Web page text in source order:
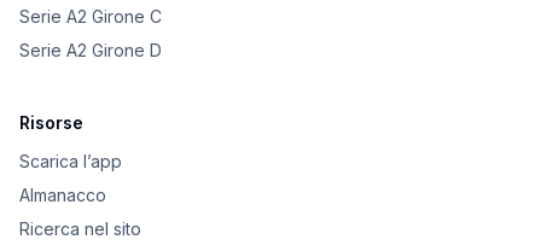
Serie A2 Girone C
Serie A2 Girone D
Risorse
Scarica l’app
Almanacco
Ricerca nel sito